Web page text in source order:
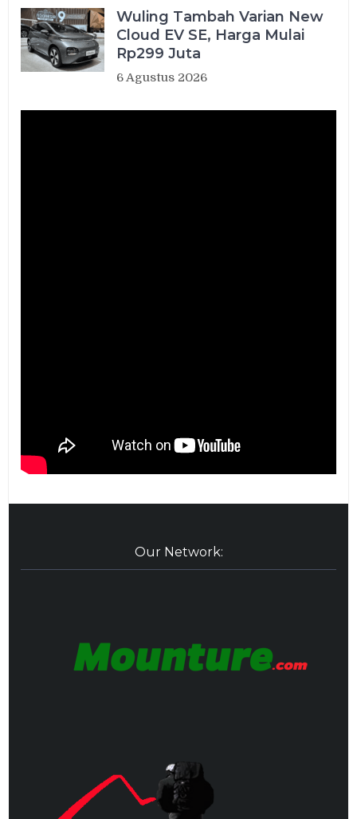
Wuling Tambah Varian New
Cloud EV SE, Harga Mulai
Rp299 Juta
6 Agustus 2026
Our Network: